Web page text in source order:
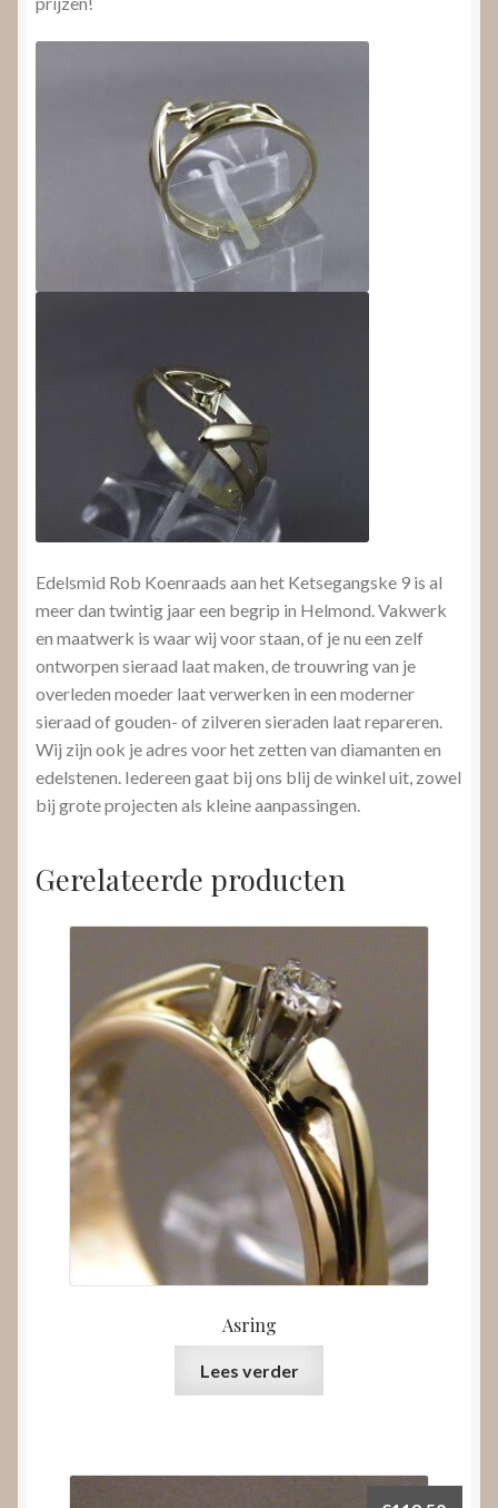
Edelsmid Rob Koenraads aan het Ketsegangske 9 is al
meer dan twintig jaar een begrip in Helmond. Vakwerk
en maatwerk is waar wij voor staan, of je nu een zelf
ontworpen sieraad laat maken, de trouwring van je
overleden moeder laat verwerken in een moderner
sieraad of gouden- of zilveren sieraden laat repareren.
Wij zijn ook je adres voor het zetten van diamanten en
edelstenen. Iedereen gaat bij ons blij de winkel uit, zowel
bij grote projecten als kleine aanpassingen.
Gerelateerde producten
Asring
Lees verder